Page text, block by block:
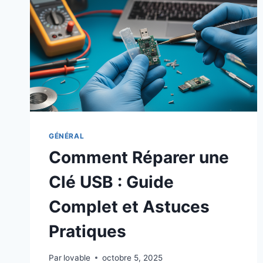
GÉNÉRAL
Comment Réparer une
Clé USB : Guide
Complet et Astuces
Pratiques
Par lovable octobre 5, 2025